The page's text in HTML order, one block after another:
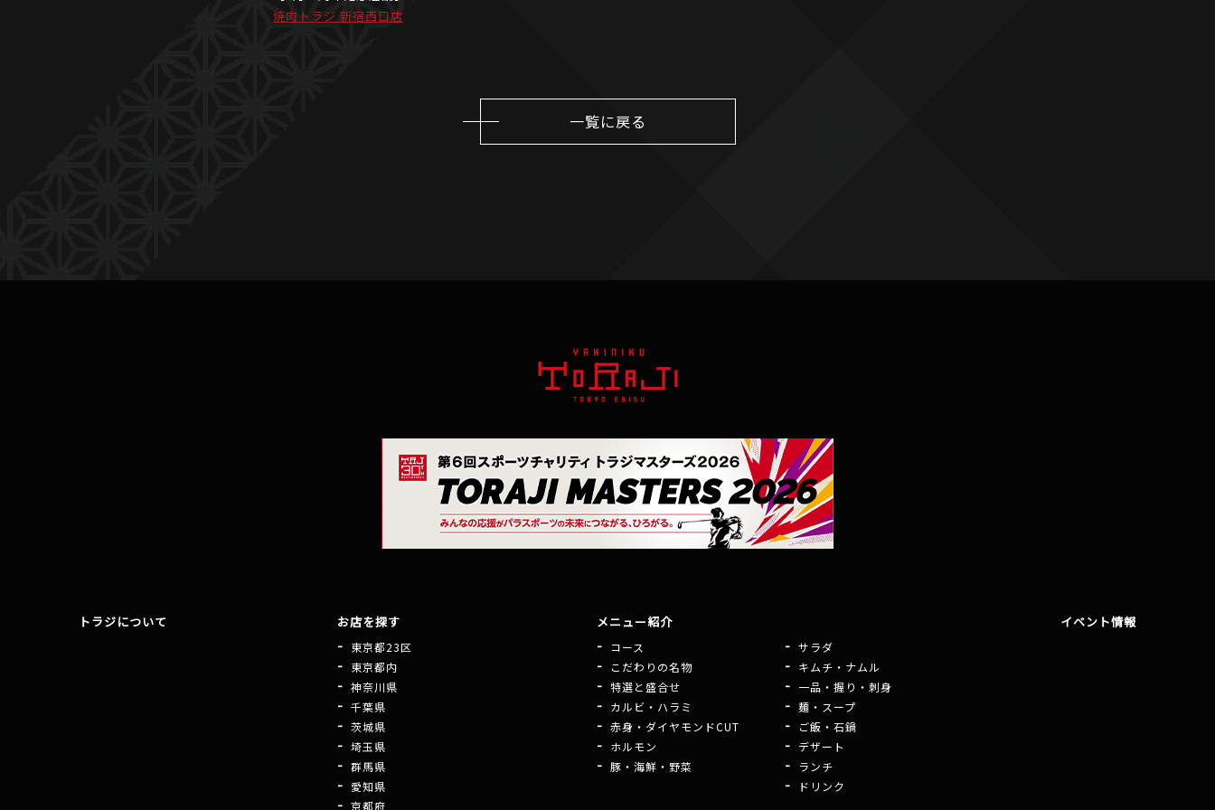
焼肉トラジ 新宿西口店
一覧に戻る
トラジについて お店を探す
東京都23区
東京都内
神奈川県
千葉県
茨城県
埼玉県
群馬県
愛知県
京都府
メニュー紹介
コース
こだわりの名物
特選と盛合せ
カルビ・ハラミ
赤身・ダイヤモンドCUT
ホルモン
豚・海鮮・野菜
サラダ
キムチ・ナムル
一品・握り・刺身
麺・スープ
ご飯・石鍋
デザート
ランチ
ドリンク
イベント情報